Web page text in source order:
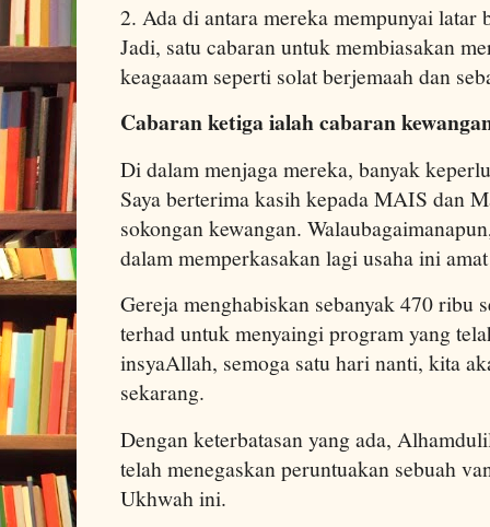
2. Ada di antara mereka mempunyai latar
Jadi, satu cabaran untuk membiasakan
keagaaam seperti solat berjemaah dan
Cabaran ketiga ialah cabaran
Di dalam menjaga mereka, banyak
Saya berterima kasih kepada MAIS dan
sokongan kewangan.
dalam memperkasakan lagi usaha ini
Gereja menghabiskan sebanyak 470 ribu
terhad untuk menyaingi program yang
insyaAllah, semoga satu hari nanti, kita
sekarang.
Dengan keterbatasan yang ada,
telah menegaskan peruntuakan sebuah
Ukhwah ini.